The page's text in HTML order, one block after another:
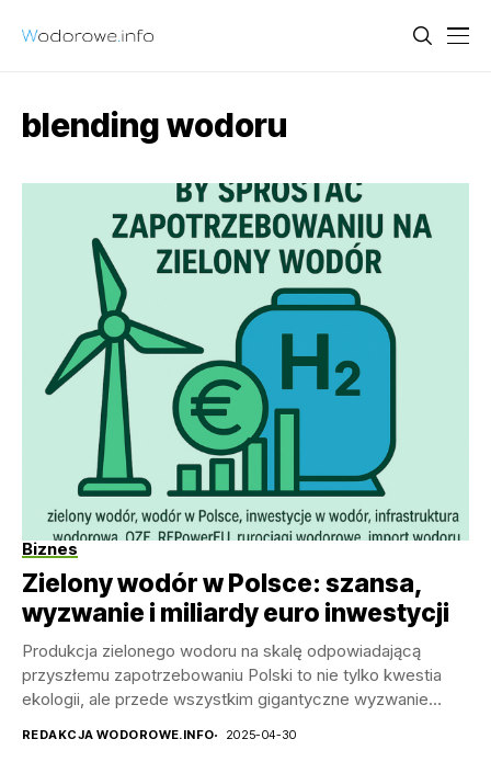
blending wodoru
Biznes
Zielony wodór w Polsce: szansa,
wyzwanie i miliardy euro inwestycji
Produkcja zielonego wodoru na skalę odpowiadającą
przyszłemu zapotrzebowaniu Polski to nie tylko kwestia
ekologii, ale przede wszystkim gigantyczne wyzwanie
REDAKCJA WODOROWE.INFO 2025-04-30